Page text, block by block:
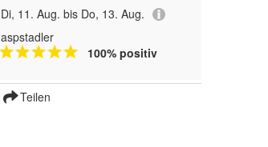
Di, 11. Aug. bis Do, 13. Aug.
aspstadler
100% positiv
Teilen